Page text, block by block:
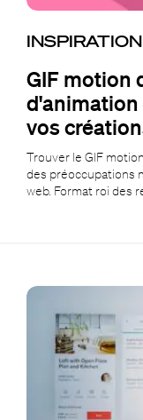
INSPIRATION
GIF motion
vos
Trouver le GIF
des préoccupations
web. Format roi des